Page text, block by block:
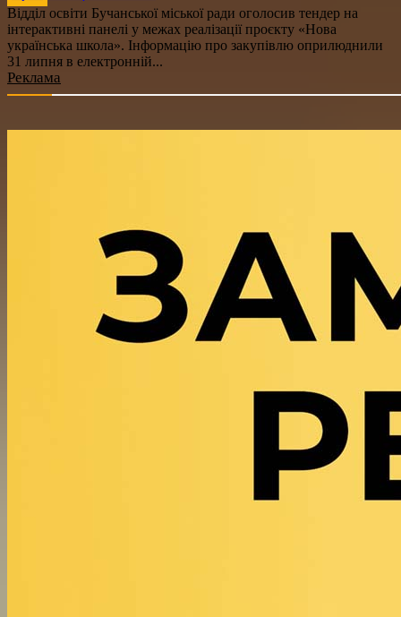
Відділ освіти Бучанської міської ради оголосив тендер на
інтерактивні панелі у межах реалізації проєкту «Нова
українська школа». Інформацію про закупівлю оприлюднили
31 липня в електронній...
Реклама